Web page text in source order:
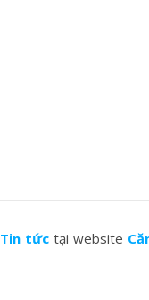
Tin tức tại website